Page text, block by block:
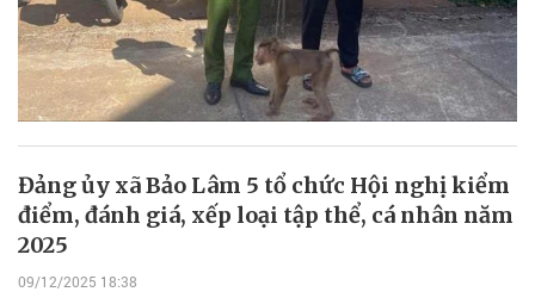
Đảng ủy xã Bảo Lâm 5 tổ chức Hội nghị kiểm
điểm, đánh giá, xếp loại tập thể, cá nhân năm
2025
09/12/2025 18:38